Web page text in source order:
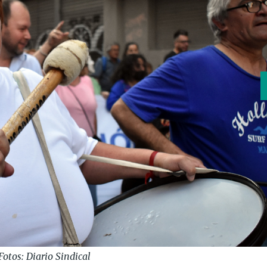
Diario Sindical